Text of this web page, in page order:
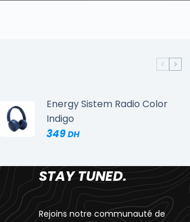
Energy Sistem Radio Color
Indigo
349
STAY TUNED.
Rejoins notre communauté de